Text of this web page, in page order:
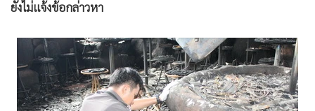
• ต่างประเทศ
Special Scoop
เศรษฐกิจ-ธุรกิจ
จีน
ชุมชน-คุณภาพชีวิต
ยังไม่แจ้งข้อกล่าวหา